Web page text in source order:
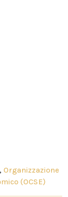
, Organizzazione
(OCSE)